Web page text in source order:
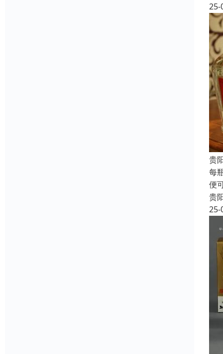
25-
贵
每
便
贵
25-